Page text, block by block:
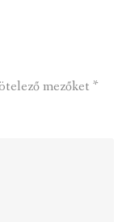
mezőket *